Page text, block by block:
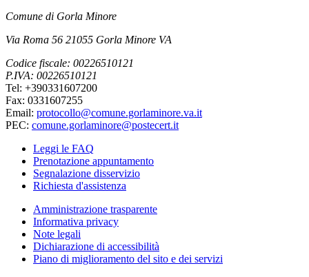
Comune di Gorla Minore
Via Roma 56 21055 Gorla Minore VA
Codice fiscale: 00226510121
P.IVA: 00226510121
Tel: +390331607200
Fax: 0331607255
Email: protocollo@comune.gorlaminore.va.it
PEC: comune.gorlaminore@postecert.it
Leggi le FAQ
Prenotazione appuntamento
Segnalazione disservizio
Richiesta d'assistenza
Amministrazione trasparente
Informativa privacy
Note legali
Dichiarazione di accessibilità
Piano di miglioramento del sito e dei servizi